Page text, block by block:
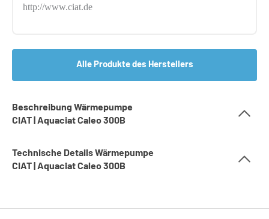
http://www.ciat.de
Alle Produkte des Herstellers
Beschreibung Wärmepumpe
CIAT | Aquaciat Caleo 300B
Technische Details Wärmepumpe
CIAT | Aquaciat Caleo 300B